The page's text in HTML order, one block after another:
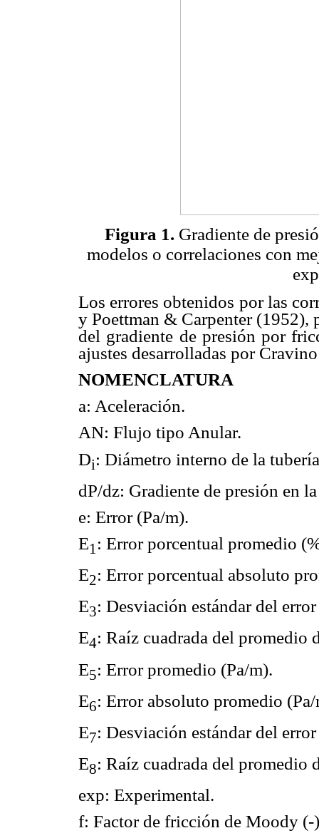
Figura 1. Gradiente de
modelos o correlaciones con
Los errores obtenidos por las
y Poettman & Carpenter (1952),
del gradiente de presión por
ajustes desarrolladas por
NOMENCLATURA
a: Aceleración.
AN: Flujo tipo Anular.
Di: Diámetro interno de la
dP/dz: Gradiente de presión en
e: Error (Pa/m).
E1 : Error porcentual promedio
E2: Error porcentual absoluto
E3: Desviación estándar del
E4: Raíz cuadrada del promedio
E5: Error promedio (Pa/m).
E6: Error absoluto promedio
E7: Desviación estándar del
E8: Raíz cuadrada del promedio
exp: Experimental.
f: Factor de fricción de Moody